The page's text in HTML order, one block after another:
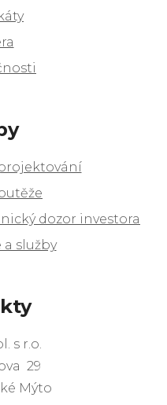
dozor investora
a služby
s r.o.
29
Mýto